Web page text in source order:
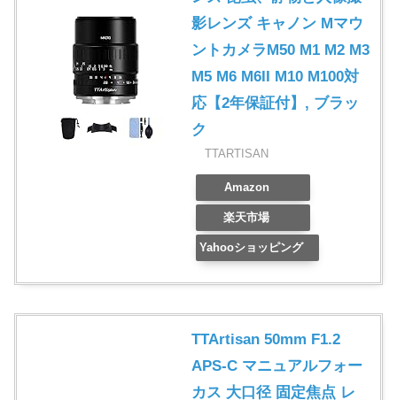
影レンズ キャノン Mマウ
ントカメラM50 M1 M2 M3
M5 M6 M6II M10 M100対
応【2年保証付】, ブラッ
ク
TTARTISAN
Amazon
楽天市場
Yahooショッピング
TTArtisan 50mm F1.2
APS-C マニュアルフォー
カス 大口径 固定焦点 レ